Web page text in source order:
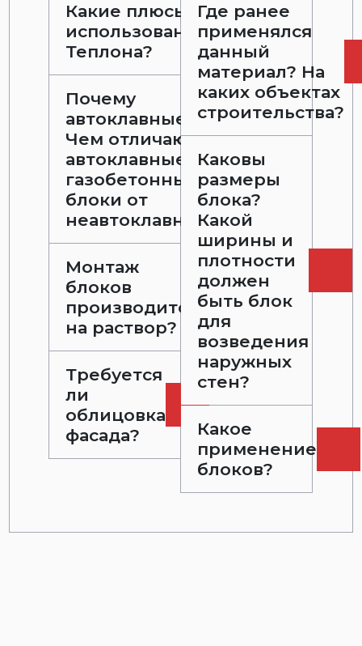
Какие плюсы в
использовании
Теплона?
Почему
автоклавные?
Чем отличаются
автоклавные
газобетонные
блоки от
неавтоклавных?
Монтаж
блоков
производится
на раствор?
Требуется
ли
облицовка
фасада?
Где ранее
применялся
данный
материал? На
каких объектах
строительства?
Каковы
размеры
блока?
Какой
ширины и
плотности
должен
быть блок
для
возведения
наружных
стен?
Какое
применение
блоков?